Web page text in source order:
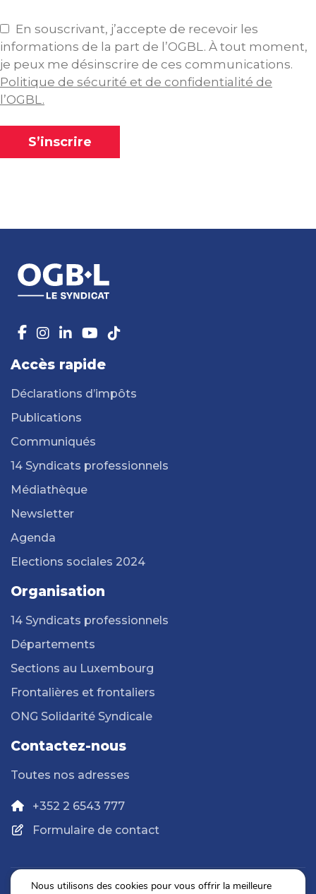
En souscrivant, j’accepte de recevoir les
informations de la part de l’OGBL. À tout moment,
je peux me désinscrire de ces communications.
Politique de sécurité et de confidentialité de
l’OGBL.
S’inscrire
Accès rapide
Déclarations d’impôts
Publications
Communiqués
14 Syndicats professionnels
Médiathèque
Newsletter
Agenda
Elections sociales 2024
Organisation
14 Syndicats professionnels
Départements
Sections au Luxembourg
Frontalières et frontaliers
ONG Solidarité Syndicale
Contactez-nous
Toutes nos adresses
+352 2 6543 777
Formulaire de contact
Nous utilisons des cookies pour vous offrir la meilleure